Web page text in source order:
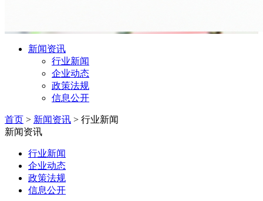
新闻资讯
行业新闻
企业动态
政策法规
信息公开
首页 > 新闻资讯 > 行业新闻
新闻资讯
行业新闻
企业动态
政策法规
信息公开